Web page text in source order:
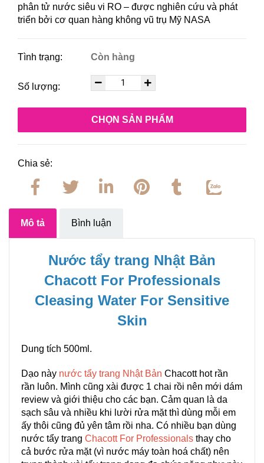
phân tử nước siêu vi RO – được nghiên cứu và phát
triển bởi cơ quan hàng không vũ trụ Mỹ NASA
Tình trạng: Còn hàng
Số lượng:
CHỌN SẢN PHẨM
Chia sẻ:
Mô tả Bình luận
Nước tẩy trang Nhật Bản
Chacott For Professionals
Cleasing Water For Sensitive
Skin
Dung tích 500ml.
Dạo này nước tẩy trang Nhật Bản Chacott hot rần
rần luôn. Mình cũng xài được 1 chai rồi nên mới dám
review và giới thiệu cho các bạn. Cảm quan là da
sạch sâu và nhiều khi lười rửa mặt thì dùng mỗi em
ấy thôi cũng đủ yên tâm rồi nha. Có nhiều bạn dùng
nước tẩy trang Chacott For Professionals thay cho
cả bước rửa mặt (vì nước máy toàn hoá chất) nên